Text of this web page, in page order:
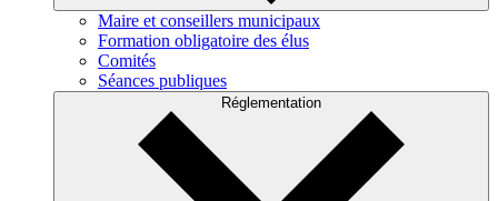
Maire et conseillers municipaux
Formation obligatoire des élus
Comités
Séances publiques
Réglementation